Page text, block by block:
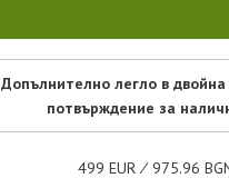
Допълнително легло в
потвърждение за
499 EUR ∕ 975.96